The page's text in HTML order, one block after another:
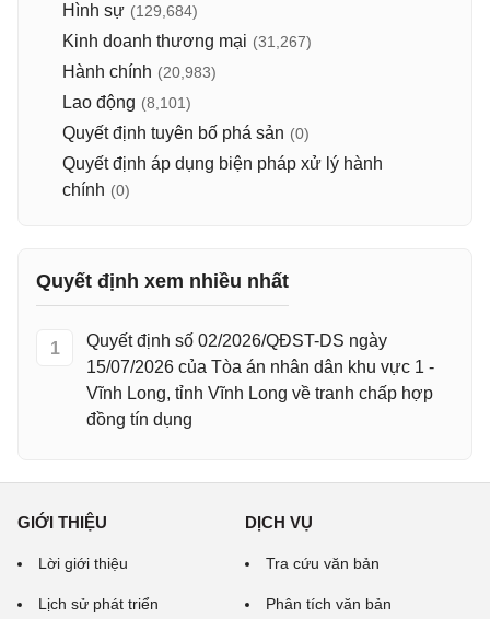
Hình sự (129,684)
Kinh doanh thương mại (31,267)
Hành chính (20,983)
Lao động (8,101)
Quyết định tuyên bố phá sản (0)
Quyết định áp dụng biện pháp xử lý hành
chính (0)
Quyết định xem nhiều nhất
1
Quyết định số 02/2026/QĐST-DS ngày
15/07/2026 của Tòa án nhân dân khu vực 1 -
Vĩnh Long, tỉnh Vĩnh Long về tranh chấp hợp
đồng tín dụng
GIỚI THIỆU
Lời giới thiệu
Lịch sử phát triển
DỊCH VỤ
Tra cứu văn bản
Phân tích văn bản